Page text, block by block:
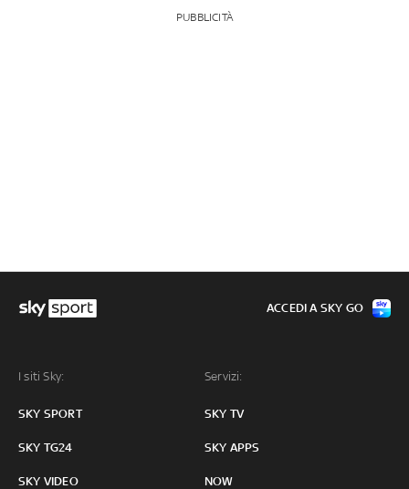
PUBBLICITÀ
I siti Sky:
SKY SPORT
SKY TG24
SKY VIDEO
Servizi:
SKY TV
SKY APPS
NOW
ACCEDI A SKY GO